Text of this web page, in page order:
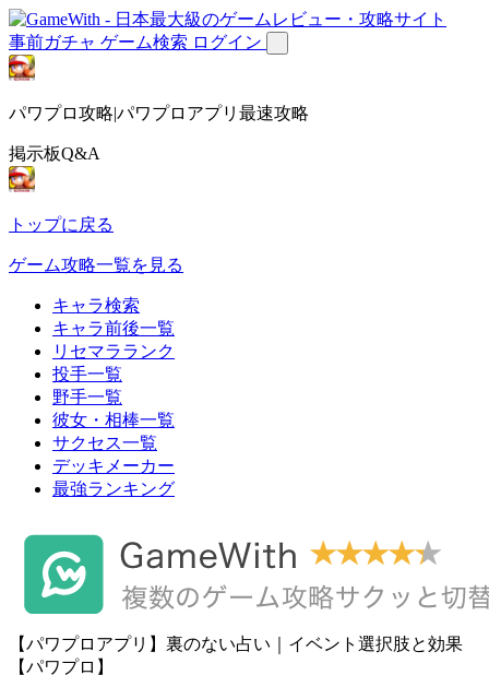
事前ガチャ ゲーム検索 ログイン
パワプロ攻略|パワプロアプリ最速攻略
掲示板Q&A
トップに戻る
ゲーム攻略一覧を見る
キャラ検索
キャラ前後一覧
リセマラランク
投手一覧
野手一覧
彼女・相棒一覧
サクセス一覧
デッキメーカー
最強ランキング
【パワプロアプリ】裏のない占い｜イベント選択肢と効果
【パワプロ】